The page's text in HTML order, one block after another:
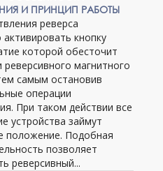
И ПРИНЦИП РАБОТЫ
реверса
кнопку
которой обесточит
реверсивного магнитного
самым остановив
операции
При таком действии все
устройства займут
положение. Подобная
позволяет
реверсивный...